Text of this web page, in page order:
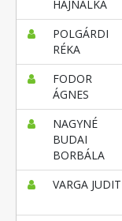
HAJNALKA
POLGÁRDI
RÉKA
FODOR
ÁGNES
NAGYNÉ
BUDAI
BORBÁLA
VARGA JUDIT